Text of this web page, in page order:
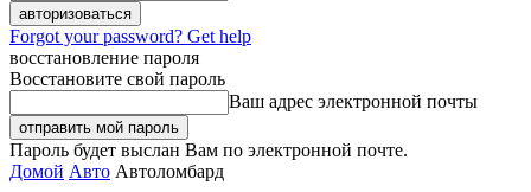
Forgot your password? Get help
восстановление пароля
Восстановите свой пароль
Ваш адрес электронной почты
Пароль будет выслан Вам по электронной почте.
Домой Авто Автоломбард